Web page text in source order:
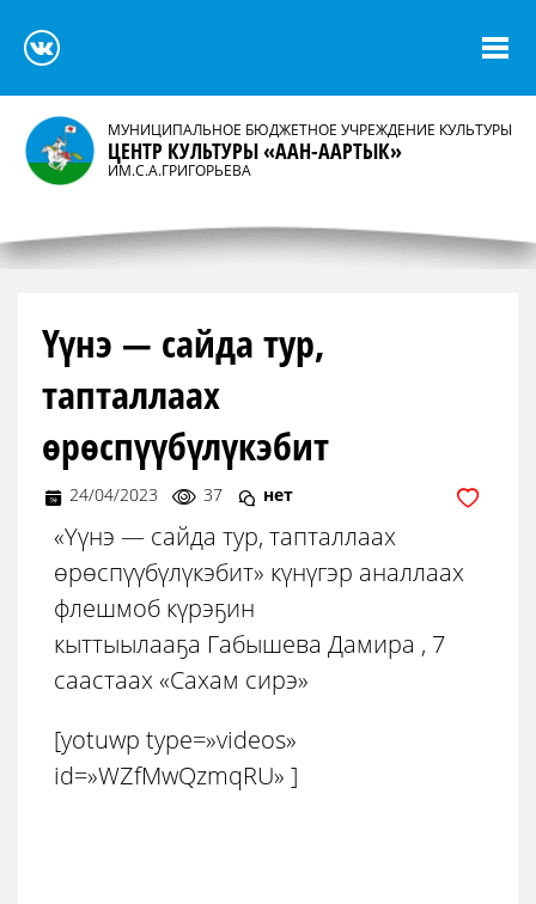
МУНИЦИПАЛЬНОЕ БЮДЖЕТНОЕ УЧРЕЖДЕНИЕ КУЛЬТУРЫ
ЦЕНТР КУЛЬТУРЫ «ААН-ААРТЫК»
ИМ.С.А.ГРИГОРЬЕВА
Үүнэ — сайда тур,
тапталлаах
өрөспүүбүлүкэбит
24/04/2023 37 нет
«Үүнэ — сайда тур, тапталлаах
өрөспүүбүлүкэбит» күнүгэр аналлаах
флешмоб күрэҕин
кыттыылааҕа Габышева Дамира , 7
саастаах «Сахам сирэ»
[yotuwp type=»videos»
id=»WZfMwQzmqRU» ]